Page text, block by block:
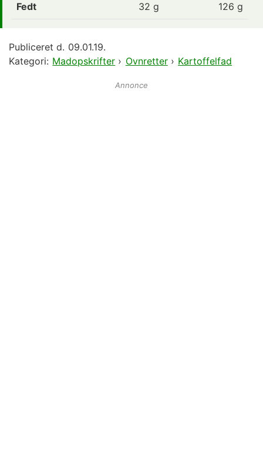
Fedt 32 g 126 g
Publiceret d. 09.01.19.
Kategori: Madopskrifter › Ovnretter› Kartoffelfad
Annonce